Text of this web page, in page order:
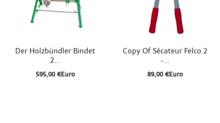
Schnellansicht
Der Holzbündler Bindet
2...
595,00 €Euro
Schnellansicht
Copy Of Sécateur Felco 2
-...
89,00 €Euro